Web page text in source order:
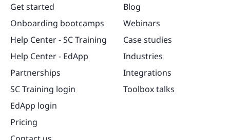
Get started
Onboarding bootcamps
Help Center - SC Training
Help Center - EdApp
Partnerships
SC Training login
EdApp login
Pricing
Blog
Webinars
Case studies
Industries
Integrations
Toolbox talks